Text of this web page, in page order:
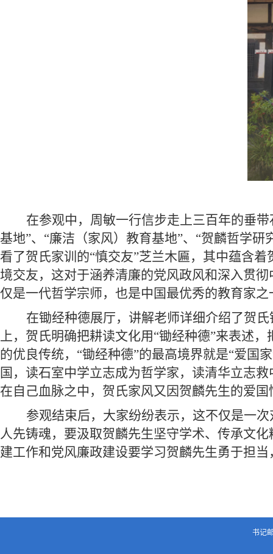
在参观中，周敏一行信步走上三百年的垂
基地”、“廉洁（家风）教育基地”、“贺麟哲学
看了贺氏家训的“慎交友”芝兰木匾，其中蕴含
境交友，这对于涵养清廉的党风政风和深入贯
仅是一代哲学宗师，也是中国最优秀的教育家
在锄经种德展厅，讲解老师详细介绍了贺
上，贺氏明确把耕读文化用“锄经种德”来表述
的优良传统，“锄经种德”的最高境界就是“爱国
国，读石室中学立志成为哲学家，读清华立志
在自己血脉之中，贺氏家风又因贺麟先生的爱
参观结束后，大家纷纷表示，这不仅是一
人先铸魂，要汲取贺麟先生坚守学术、传承文
建工作和党风廉政建设要学习贺麟先生勇于担
书记